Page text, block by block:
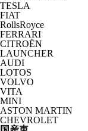
TESLA
FIAT
RollsRoyce
FERRARI
CITROËN
LAUNCHER
AUDI
LOTOS
VOLVO
VITA
MINI
ASTON MARTIN
CHEVROLET